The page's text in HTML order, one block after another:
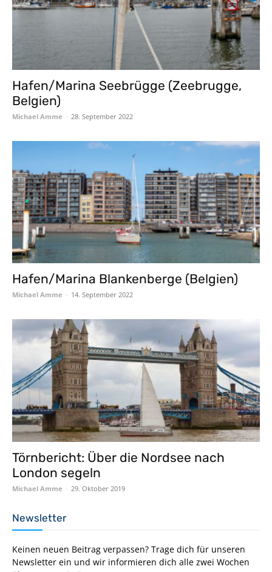
Hafen/Marina Seebrügge (Zeebrugge,
Belgien)
Michael Amme - 28. September 2022
Hafen/Marina Blankenberge (Belgien)
Michael Amme - 14. September 2022
Törnbericht: Über die Nordsee nach
London segeln
Michael Amme - 29. Oktober 2019
Newsletter
Keinen neuen Beitrag verpassen? Trage dich für unseren
Newsletter ein und wir informieren dich alle zwei Wochen